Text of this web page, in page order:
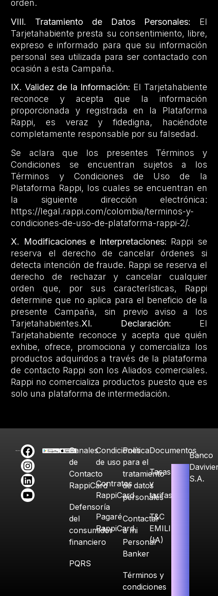
orden.
VIII. Tratamiento de Datos Personales: El
Tarjetahabiente presta su consentimiento, libre,
expreso e informado para que su información
personal sea utilizada para ser contactado con
ocasión a esta Campaña.
IX. Validez de la Información: El Tarjetahabiente
reconoce y acepta que la información
proporcionada y registrada en la Plataforma
Rappi, es veraz y fidedigna, haciéndote
completamente responsable por su falsedad.
Se aclara que los presentes Términos y
Condiciones se encuentran sujetos a los
Términos y Condiciones de Uso de la
Plataforma Rappi, los cuales se encuentran en
la siguiente dirección electrónica:
https://legal.rappi.com/colombia/terminos-y-
condiciones-de-uso-de-plataforma-rappi-2/.
X. Modificaciones e Interpretaciones: Rappi se
reserva el derecho de cancelar órdenes si
detecta intención de fraude. Rappi se reserva el
derecho de rechazar y cancelar cualquier
orden que, por sus características, Rappi
determine que no aplica para el beneficio de la
presente Campaña, sin previo aviso a los
Tarjetahabientes.XI. Declaración: El
Tarjetahabiente reconoce y acepta que quién
exhibe, ofrece, promociona y comercializa los
productos adquiridos a través de la plataforma
de contacto Rappi son los Aliados comerciales.
Rappi no comercializa productos puesto que es
solo una plataforma de intermediación.
Canales
de
Contacto
RappiCard
Defensoría
del
consumidor
financiero
PQRS
Condiciones
de uso
Contratos
RappiCard
Pagaré
RappiCard
Política
para el
tratamiento
de datos
personales
Contactar
a mi
Personal
Banker
Términos y
condiciones
Documentos
Tasas
y
tarifas
T&C
EMILIA
(IA)
Banco
S.A.